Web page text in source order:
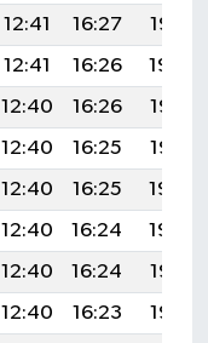
12:41 16:27
19:35
12:41 16:26
19:34
12:40 16:26
19:33
12:40 16:25
19:32
12:40 16:25
19:30
12:40 16:24
19:29
12:40 16:24
19:28
12:40 16:23
19:27